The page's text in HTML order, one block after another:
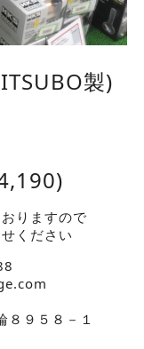
製)
りますので
ください
８９５８－１